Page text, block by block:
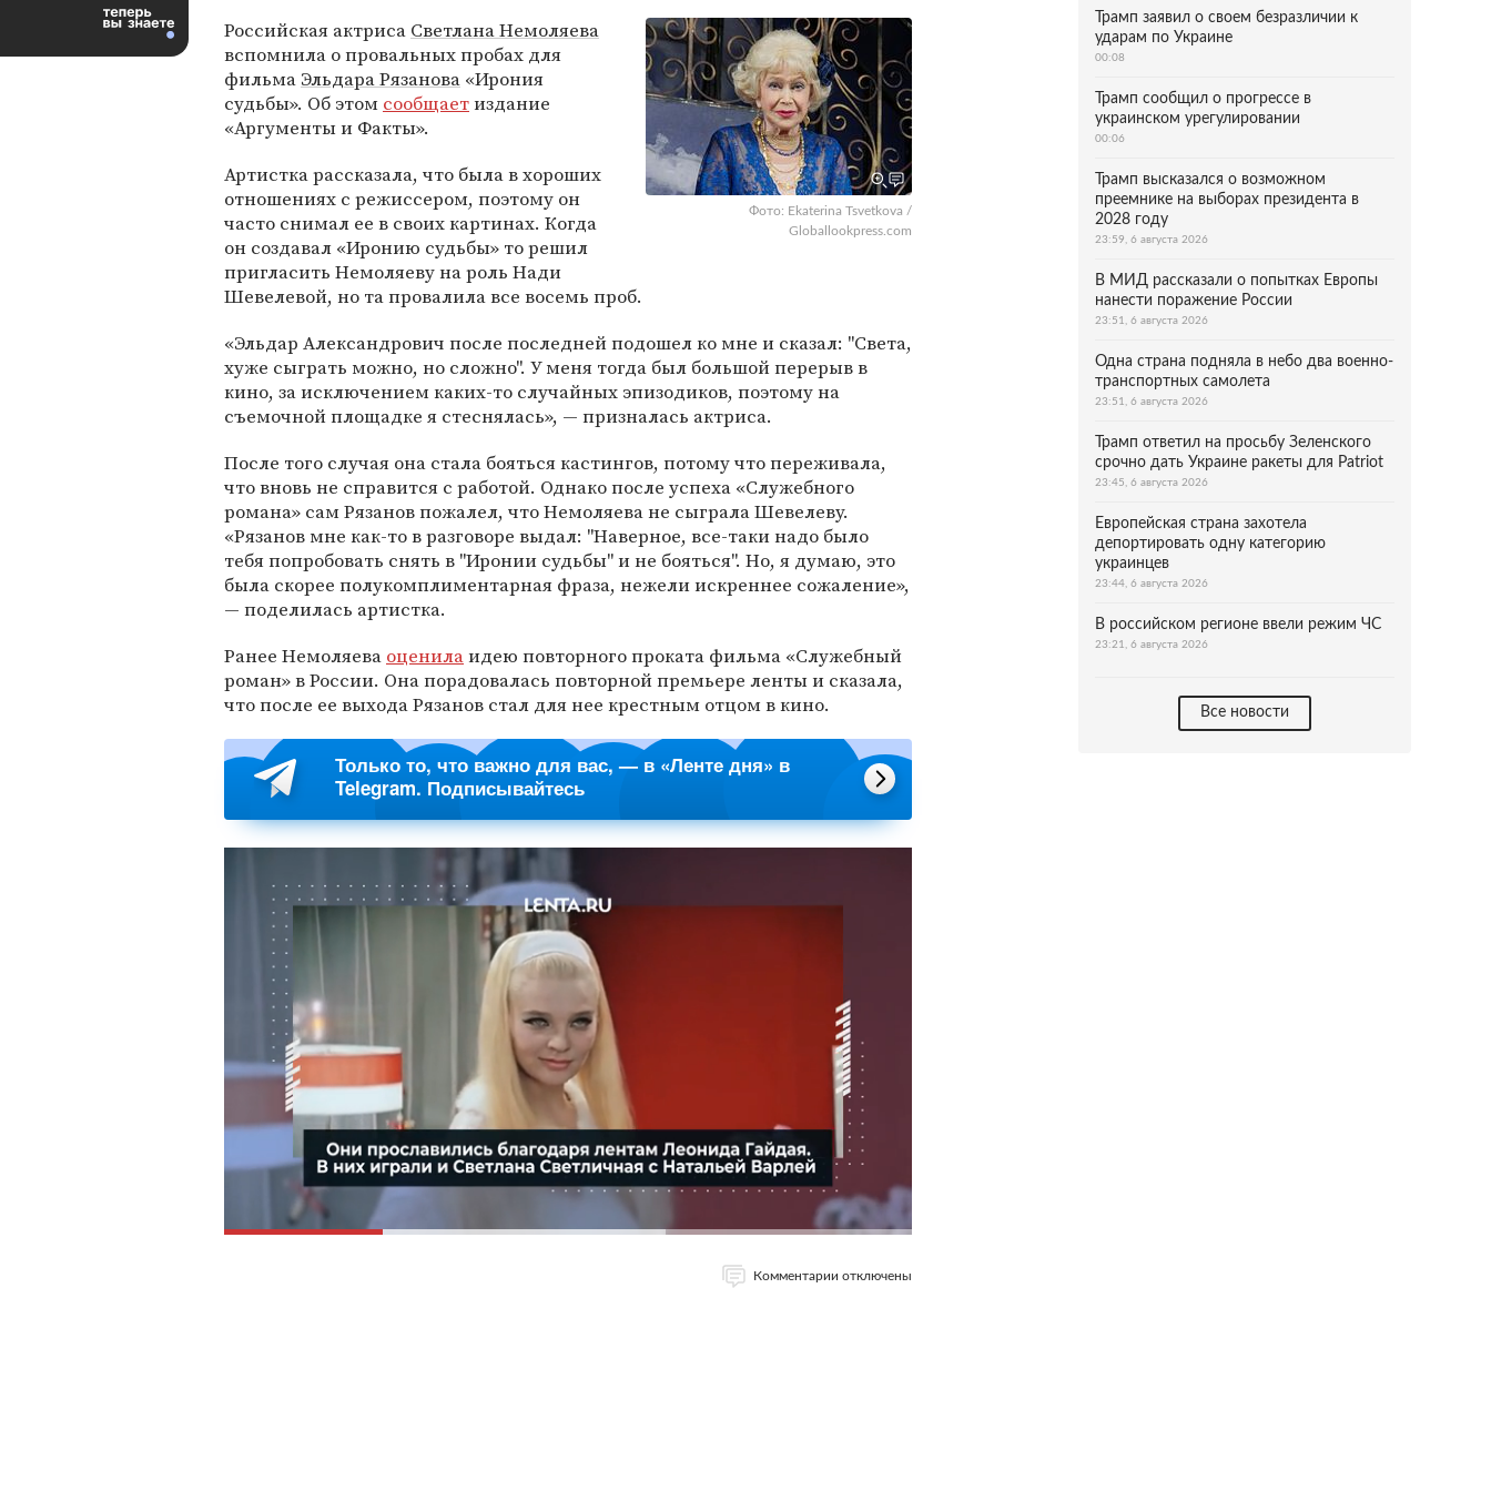
Фото: Ekaterina Tsvetkova /
Globallookpress.com
Российская актриса Светлана Немоляева
вспомнила о провальных пробах для
фильма Эльдара Рязанова «Ирония
судьбы». Об этом сообщаетиздание
«Аргументы и Факты».
Артистка рассказала, что была в хороших
отношениях с режиссером, поэтому он
часто снимал ее в своих картинах. Когда
он создавал «Иронию судьбы» то решил
пригласить Немоляеву на роль Нади
Шевелевой, но та провалила все восемь проб.
«Эльдар Александрович после последней подошел ко мне и сказал: "Света,
хуже сыграть можно, но сложно". У меня тогда был большой перерыв в
кино, за исключением каких-то случайных эпизодиков, поэтому на
съемочной площадке я стеснялась», — призналась актриса.
После того случая она стала бояться кастингов, потому что переживала,
что вновь не справится с работой. Однако после успеха «Служебного
романа» сам Рязанов пожалел, что Немоляева не сыграла Шевелеву.
«Рязанов мне как-то в разговоре выдал: "Наверное, все-таки надо было
тебя попробовать снять в "Иронии судьбы" и не бояться". Но, я думаю, это
была скорее полукомплиментарная фраза, нежели искреннее сожаление»,
— поделилась артистка.
Ранее Немоляева оценилаидею повторного проката фильма «Служебный
роман» в России. Она порадовалась повторной премьере ленты и сказала,
что после ее выхода Рязанов стал для нее крестным отцом в кино.
Только то, что важно для вас, — в «Ленте дня» в
Telegram. Подписывайтесь
Комментарии отключены
Трамп заявил о своем безразличии к
ударам по Украине
00:08
Трамп сообщил о прогрессе в
украинском урегулировании
00:06
Трамп высказался о возможном
преемнике на выборах президента в
2028 году
23:59, 6 августа 2026
В МИД рассказали о попытках Европы
нанести поражение России
23:51, 6 августа 2026
Одна страна подняла в небо два военно-
транспортных самолета
23:51, 6 августа 2026
Трамп ответил на просьбу Зеленского
срочно дать Украине ракеты для Patriot
23:45, 6 августа 2026
Европейская страна захотела
депортировать одну категорию
украинцев
23:44, 6 августа 2026
В российском регионе ввели режим ЧС
23:21, 6 августа 2026
Все новости